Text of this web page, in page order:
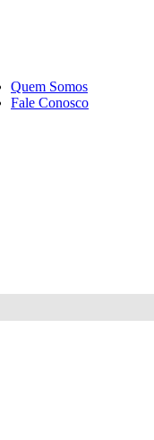
Quem Somos
Fale Conosco